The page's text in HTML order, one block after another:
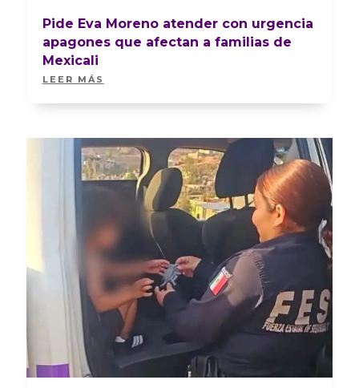
Pide Eva Moreno atender con urgencia
apagones que afectan a familias de
Mexicali
LEER MÁS